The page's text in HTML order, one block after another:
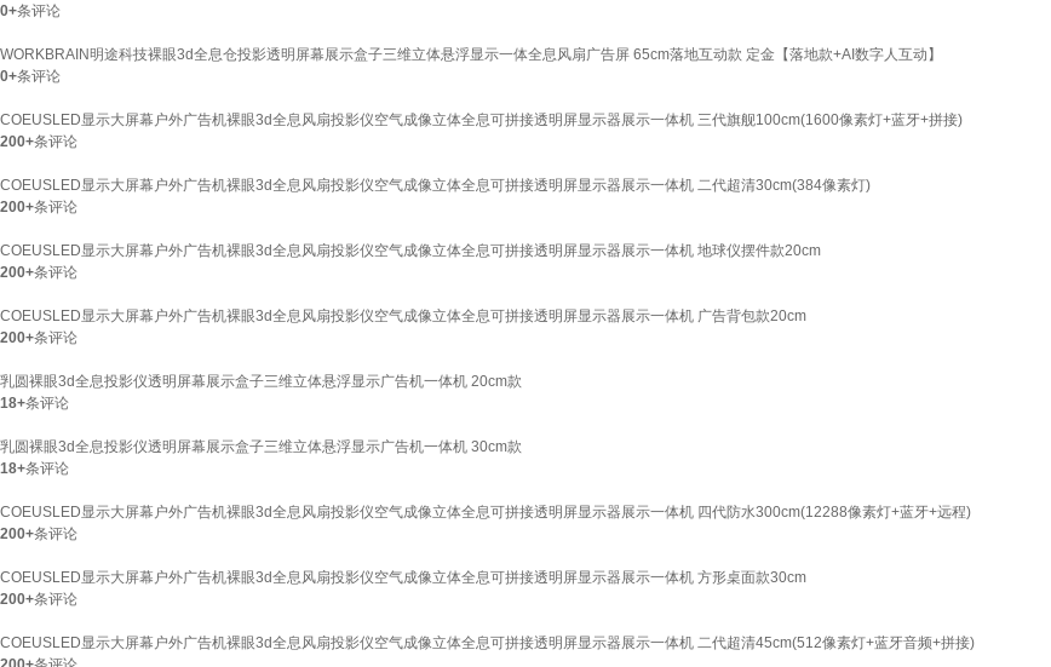
0+条评论
WORKBRAIN明途科技裸眼3d全息仓投影透明屏幕展示盒子三维立体悬浮显示一体全息风扇广告屏 65cm落地互动款 定金【落地款+AI数字人互动】
0+条评论
COEUSLED显示大屏幕户外广告机裸眼3d全息风扇投影仪空气成像立体全息可拼接透明屏显示器展示一体机 三代旗舰100cm(1600像素灯+蓝牙+拼接)
200+条评论
COEUSLED显示大屏幕户外广告机裸眼3d全息风扇投影仪空气成像立体全息可拼接透明屏显示器展示一体机 二代超清30cm(384像素灯)
200+条评论
COEUSLED显示大屏幕户外广告机裸眼3d全息风扇投影仪空气成像立体全息可拼接透明屏显示器展示一体机 地球仪摆件款20cm
200+条评论
COEUSLED显示大屏幕户外广告机裸眼3d全息风扇投影仪空气成像立体全息可拼接透明屏显示器展示一体机 广告背包款20cm
200+条评论
乳圆裸眼3d全息投影仪透明屏幕展示盒子三维立体悬浮显示广告机一体机 20cm款
18+条评论
乳圆裸眼3d全息投影仪透明屏幕展示盒子三维立体悬浮显示广告机一体机 30cm款
18+条评论
COEUSLED显示大屏幕户外广告机裸眼3d全息风扇投影仪空气成像立体全息可拼接透明屏显示器展示一体机 四代防水300cm(12288像素灯+蓝牙+远程)
200+条评论
COEUSLED显示大屏幕户外广告机裸眼3d全息风扇投影仪空气成像立体全息可拼接透明屏显示器展示一体机 方形桌面款30cm
200+条评论
COEUSLED显示大屏幕户外广告机裸眼3d全息风扇投影仪空气成像立体全息可拼接透明屏显示器展示一体机 二代超清45cm(512像素灯+蓝牙音频+拼接)